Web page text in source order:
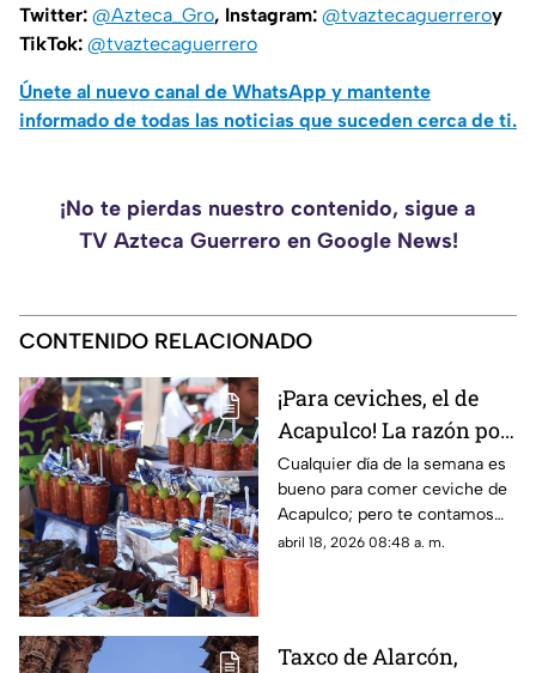
Twitter: @Azteca_Gro, Instagram: @tvaztecaguerreroy
TikTok: @tvaztecaguerrero
Únete al nuevo canal de WhatsApp y mantente
informado de todas las noticias que suceden cerca de ti.
¡No te pierdas nuestro contenido, sigue a
TV Azteca Guerrero en Google News!
CONTENIDO RELACIONADO
¡Para ceviches, el de
Acapulco! La razón por
la que este platillo se
cocina y se come mejor
en el puerto
Cualquier día de la semana es
bueno para comer ceviche de
Acapulco; pero te contamos
por qué se distingue del de
abril 18, 2026 08:48 a. m.
Taxco de Alarcón,